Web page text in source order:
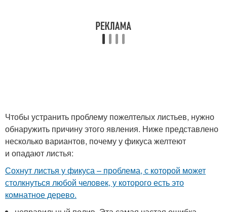
Чтобы устранить проблему пожелтелых листьев, нужно
обнаружить причину этого явления. Ниже представлено
несколько вариантов, почему у фикуса желтеют
и опадают листья:
Сохнут листья у фикуса – проблема, с которой может
столкнуться любой человек, у которого есть это
комнатное дерево.